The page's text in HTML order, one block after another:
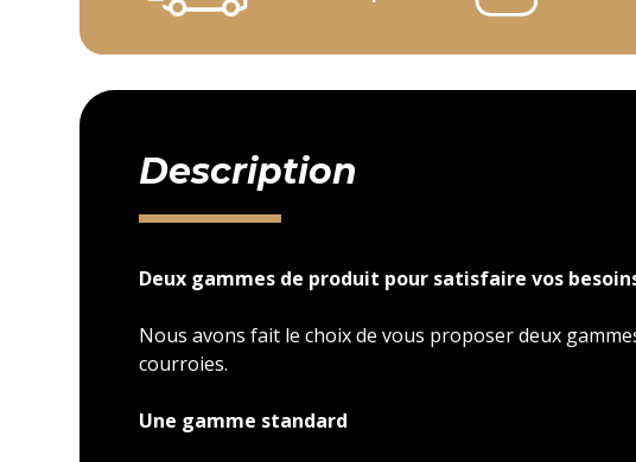
Description
Deux gammes de produit pour satisfaire vos
Nous avons fait le choix de vous proposer deux
courroies.
Une gamme standard